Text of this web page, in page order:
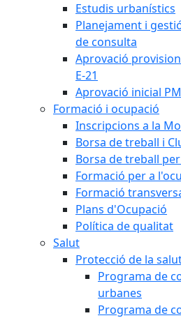
Estudis urbanístics
Planejament i
de consulta
Aprovació
E-21
Aprovació inicial
Formació i ocupació
Inscripcions a la
Borsa de treball i
Borsa de treball
Formació per a
Formació
Plans d'Ocupació
Política de qualitat
Salut
Protecció de la
Programa de
urbanes
Programa de